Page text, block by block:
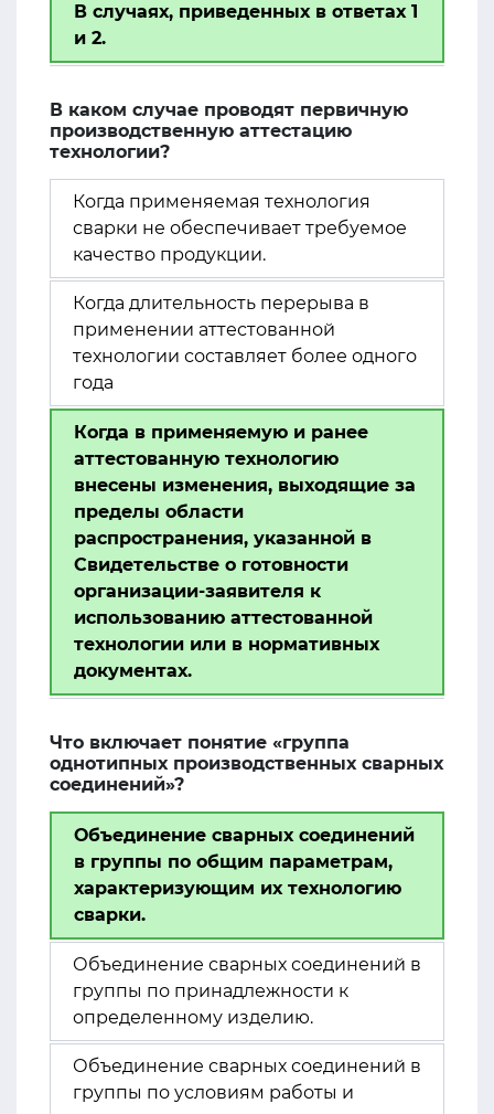
В случаях, приведенных в ответах 1
и 2.
В каком случае проводят первичную
производственную аттестацию
технологии?
Когда применяемая технология
сварки не обеспечивает требуемое
качество продукции.
Когда длительность перерыва в
применении аттестованной
технологии составляет более одного
года
Когда в применяемую и ранее
аттестованную технологию
внесены изменения, выходящие за
пределы области
распространения, указанной в
Свидетельстве о готовности
организации-заявителя к
использованию аттестованной
технологии или в нормативных
документах.
Что включает понятие «группа
однотипных производственных сварных
соединений»?
Объединение сварных соединений
в группы по общим параметрам,
характеризующим их технологию
сварки.
Объединение сварных соединений в
группы по принадлежности к
определенному изделию.
Объединение сварных соединений в
группы по условиям работы и